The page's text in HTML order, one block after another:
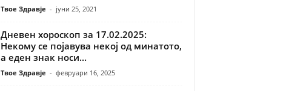
Твое Здравје - јуни 25, 2021
Дневен хороскоп за 17.02.2025:
Некому се појавува некој од минатото,
а еден знак носи...
Твое Здравје - февруари 16, 2025